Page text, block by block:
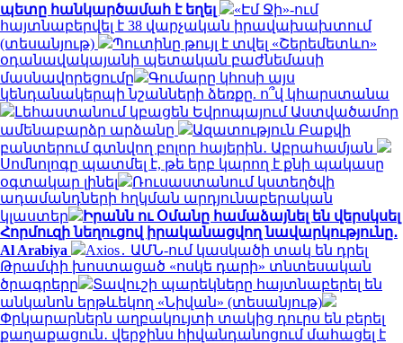
պետը հանկարծամահ է եղել
«Էմ Ջի»-ում
հայտնաբերվել է 38 վարչական իրավախախտում
(տեսանյութ)
Պուտինը թույլ է տվել «Շերեմետևո»
օդանավակայանի պետական բաժնեմասի
մասնավորեցումը
Գումարը կհոսի այս
կենդանակերպի նշանների ձեռքը. ո՞վ կհարստանա
Լեհաստանում կբացեն Եվրոպայում Աստվածամոր
ամենաբարձր արձանը
Ազատություն Բաքվի
բանտերում գտնվող բոլոր հայերին․ Աբրահամյան
Սոմնոլոգը պատմել է, թե երբ կարող է քնի պակասը
օգտակար լինել
Ռուսաստանում կստեղծվի
ադամանդների հղկման արդյունաբերական
կլաստեր
Իրանն ու Օմանը համաձայնել են վերսկսել
Հորմուզի նեղուցով իրականացվող նավարկությունը․
Al Arabiya
Axios․ ԱՄՆ-ում կասկածի տակ են դրել
Թրամփի խոստացած «ոսկե դարի» տնտեսական
ծրագրերը
Տավուշի պարեկները հայտնաբերել են
անկանոն երթևեկող «Նիվան» (տեսանյութ)
Փրկարարներն աղբակույտի տակից դուրս են բերել
քաղաքացուն․ վերջինս հիվանդանոցում մահացել է